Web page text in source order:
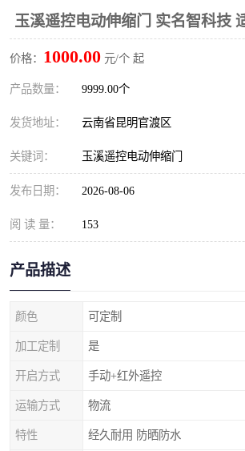
玉溪遥控电动伸缩门 实名智科技
价格： 1000.00 元/个 起
产品数量： 9999.00个
发货地址： 云南省昆明官渡区
关键词： 玉溪遥控电动伸缩门
发布日期： 2026-08-06
阅 读 量： 153
产品描述
颜色 可定制
加工定制 是
开启方式 手动+红外遥控
运输方式 物流
特性 经久耐用 防晒防水